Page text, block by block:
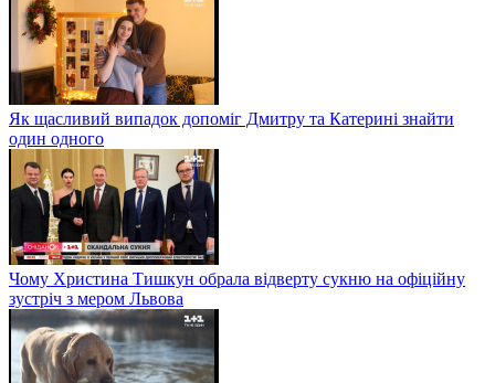
Як щасливий випадок допоміг Дмитру та Катерині знайти
один одного
Чому Христина Тишкун обрала відверту сукню на офіційну
зустріч з мером Львова